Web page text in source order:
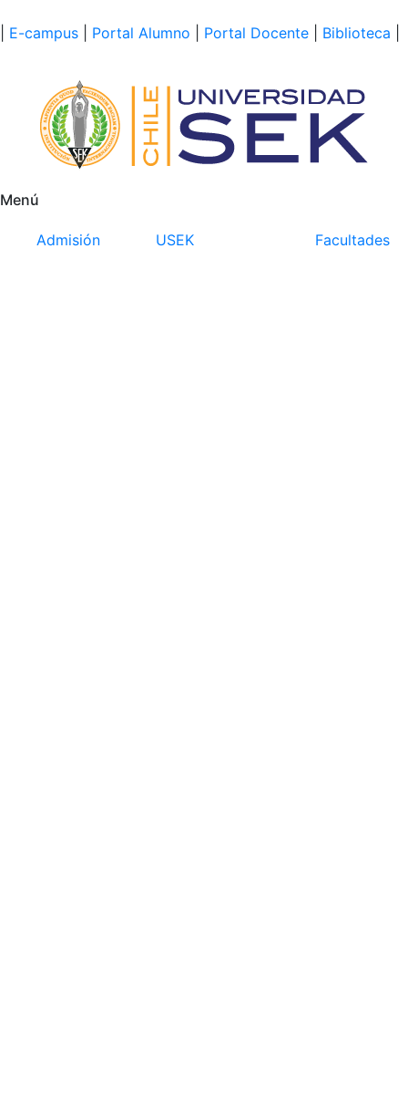
E-campus Portal Alumno Portal Docente Biblioteca
Menú
Admisión USEK Facultades